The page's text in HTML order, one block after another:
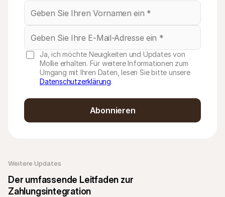
Weitere Updates
Der umfassende Leitfaden zur
Zahlungsintegration
Ja, ich möchte Neuigkeiten und Updates von
Mollie erhalten. Für weitere Informationen zum
Umgang mit Ihren Daten, lesen Sie bitte unsere
Datenschutzerklärung.
Abonnieren